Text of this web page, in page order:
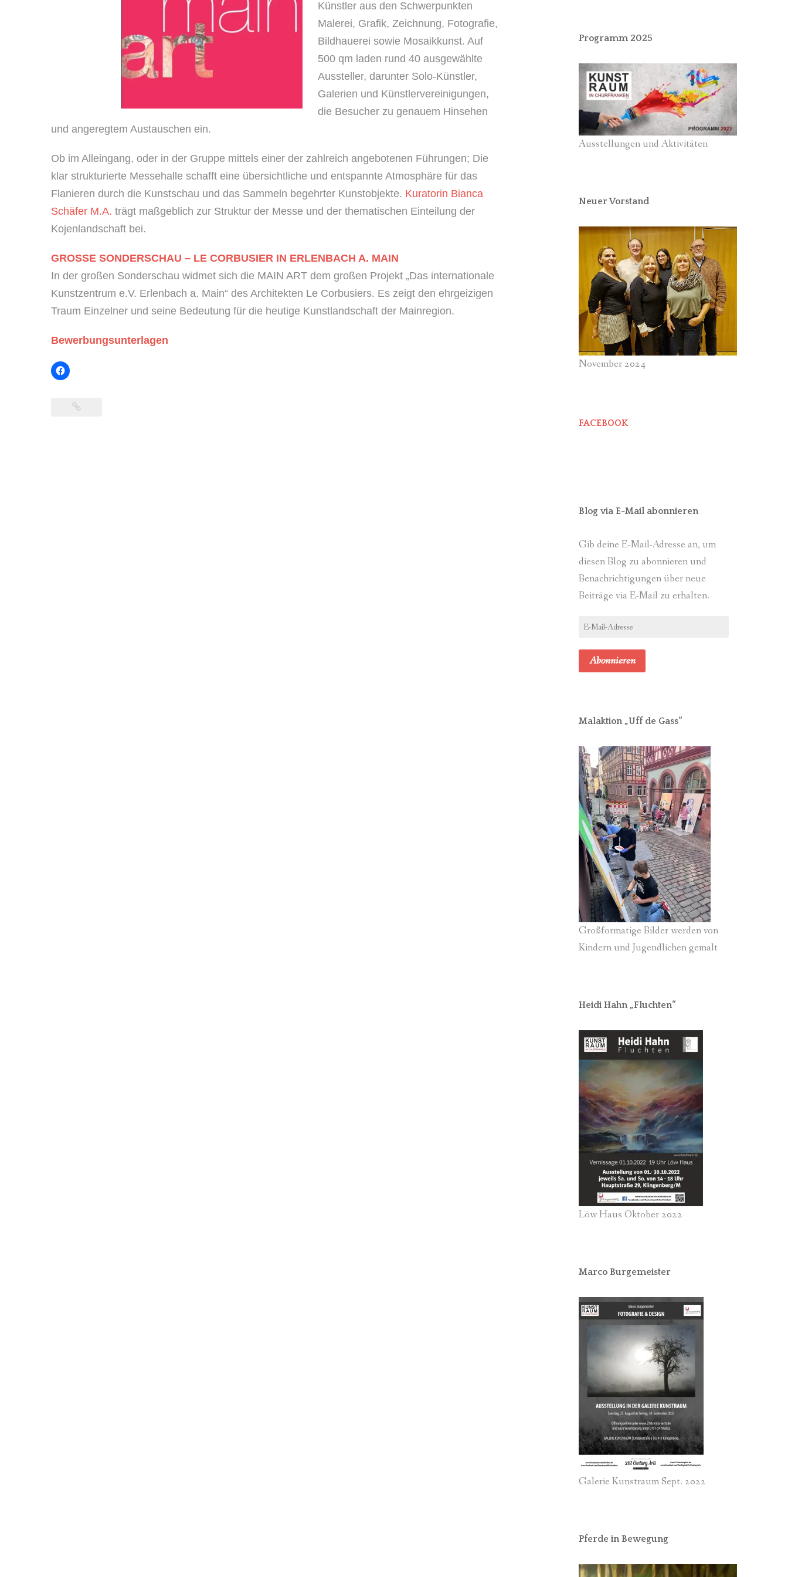
Künstler aus den Schwerpunkten
Malerei, Grafik, Zeichnung, Fotografie,
Bildhauerei sowie Mosaikkunst. Auf
500 qm laden rund 40 ausgewählte
Aussteller, darunter Solo-Künstler,
Galerien und Künstlervereinigungen,
die Besucher zu genauem Hinsehen
und angeregtem Austauschen ein.
Ob im Alleingang, oder in der Gruppe mittels einer der zahlreich angebotenen Führungen; Die
klar strukturierte Messehalle schafft eine übersichtliche und entspannte Atmosphäre für das
Flanieren durch die Kunstschau und das Sammeln begehrter Kunstobjekte. Kuratorin Bianca
Schäfer M.A. trägt maßgeblich zur Struktur der Messe und der thematischen Einteilung der
Kojenlandschaft bei.
GROSSE SONDERSCHAU – LE CORBUSIER IN ERLENBACH A. MAIN
In der großen Sonderschau widmet sich die MAIN ART dem großen Projekt „Das internationale
Kunstzentrum e.V. Erlenbach a. Main“ des Architekten Le Corbusiers. Es zeigt den ehrgeizigen
Traum Einzelner und seine Bedeutung für die heutige Kunstlandschaft der Mainregion.
Bewerbungsunterlagen
Programm 2025
Ausstellungen und Aktivitäten
Neuer Vorstand
November 2024
FACEBOOK
Blog via E-Mail abonnieren
Gib deine E-Mail-Adresse an, um
diesen Blog zu abonnieren und
Benachrichtigungen über neue
Beiträge via E-Mail zu erhalten.
E-
Abonnieren
Malaktion „Uff de Gass“
Großformatige Bilder werden von
Kindern und Jugendlichen gemalt
Heidi Hahn „Fluchten“
Löw Haus Oktober 2022
Marco Burgemeister
Galerie Kunstraum Sept. 2022
Pferde in Bewegung